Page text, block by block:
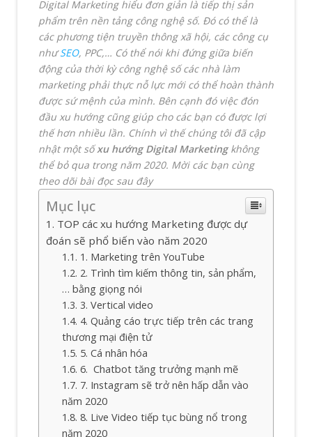
Digital Marketing hiểu đơn giản là tiếp thị sản
phẩm trên nền tảng công nghệ số. Đó có thể là
các phương tiện truyền thông xã hội, các công cụ
nhưSEO, PPC,… Có thể nói khi đứng giữa biến
động của thời kỳ công nghệ số các nhà làm
marketing phải thực nỗ lực mới có thể hoàn thành
được sứ mệnh của mình. Bên cạnh đó việc đón
đầu xu hướng cũng giúp cho các bạn có được lợi
thế hơn nhiều lần. Chính vì thế chúng tôi đã cập
nhật một sốxu hướng Digital Marketingkhông
thể bỏ qua trong năm 2020. Mời các bạn cùng
theo dõi bài đọc sau đây
Mục lục
TOP các xu hướng Marketing được dự
đoán sẽ phổ biến vào năm 2020
1. Marketing trên YouTube
2. Trình tìm kiếm thông tin, sản phẩm,
… bằng giọng nói
3. Vertical video
4. Quảng cáo trực tiếp trên các trang
thương mại điện tử
5. Cá nhân hóa
6. Chatbot tăng trưởng mạnh mẽ
7. Instagram sẽ trở nên hấp dẫn vào
năm 2020
8. Live Video tiếp tục bùng nổ trong
năm 2020